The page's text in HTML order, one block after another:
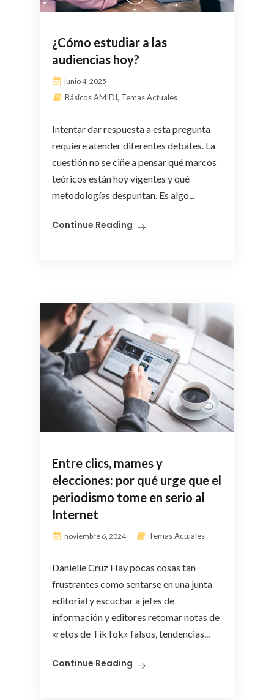
¿Cómo estudiar a las
audiencias hoy?
junio 4, 2025
Básicos AMIDI, Temas Actuales
Intentar dar respuesta a esta pregunta
requiere atender diferentes debates. La
cuestión no se ciñe a pensar qué marcos
teóricos están hoy vigentes y qué
metodologías despuntan. Es algo...
Continue Reading
Entre clics, mames y
elecciones: por qué urge que el
periodismo tome en serio al
Internet
noviembre 6, 2024 Temas Actuales
Danielle Cruz Hay pocas cosas tan
frustrantes como sentarse en una junta
editorial y escuchar a jefes de
información y editores retomar notas de
«retos de TikTok» falsos, tendencias...
Continue Reading